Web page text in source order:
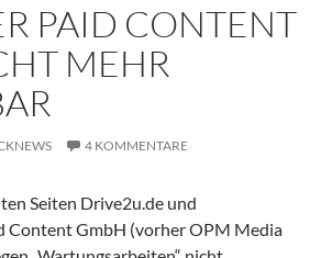
PAID CONTENT
MEHR
4 KOMMENTARE
Seiten Drive2u.de und
Content GmbH (vorher OPM Media